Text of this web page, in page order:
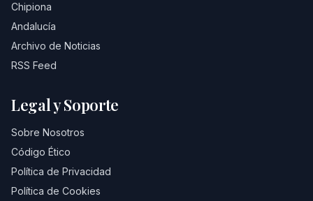
Chipiona
Andalucía
Archivo de Noticias
RSS Feed
Legal y Soporte
Sobre Nosotros
Código Ético
Política de Privacidad
Política de Cookies